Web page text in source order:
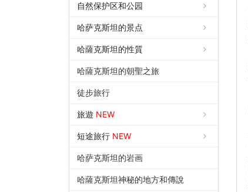
自然保护区和公园
哈萨克斯坦的景点
哈薩克斯坦的性質
哈薩克斯坦的朝聖之旅
徒步旅行
旅遊 NEW
短途旅行 NEW
哈萨克斯坦的岩画
哈薩克斯坦神秘的地方和傳說